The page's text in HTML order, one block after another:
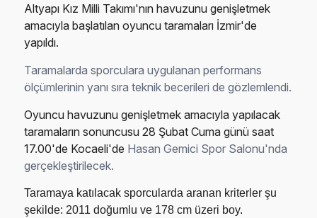
Altyapı Kız Milli Takımı'nın havuzunu genişletmek
amacıyla başlatılan oyuncu taramaları İzmir'de
yapıldı.
Taramalarda sporculara uygulanan performans
ölçümlerinin yanı sıra teknik becerileri de gözlemlendi.
Oyuncu havuzunu genişletmek amacıyla yapılacak
taramaların sonuncusu 28 Şubat Cuma günü saat
17.00'de Kocaeli'de Hasan Gemici Spor Salonu'nda
gerçekleştirilecek.
Taramaya katılacak sporcularda aranan kriterler şu
şekilde: 2011 doğumlu ve 178 cm üzeri boy.